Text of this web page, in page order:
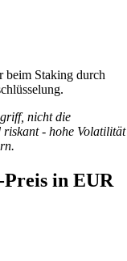
beim Staking durch
nicht die
riskant - hohe Volatilität
in EUR